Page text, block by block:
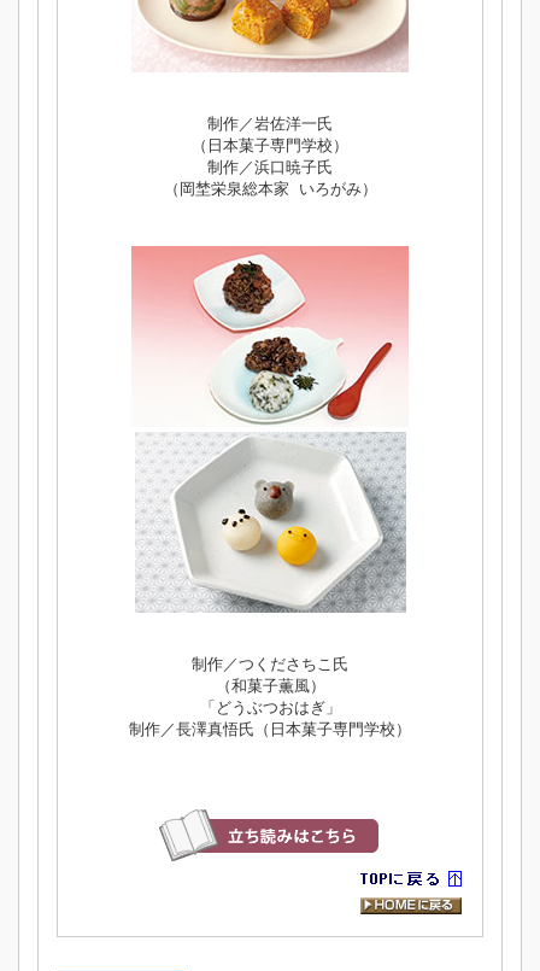
制作／岩佐洋一氏
（日本菓子専門学校）
制作／浜口暁子氏
（岡埜栄泉総本家 いろがみ）
制作／つくださちこ氏
（和菓子薫風）
「どうぶつおはぎ」
制作／長澤真悟氏（日本菓子専門学校）